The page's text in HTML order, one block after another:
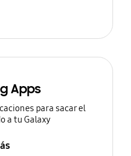
Apps
para sacar el
a tu Galaxy